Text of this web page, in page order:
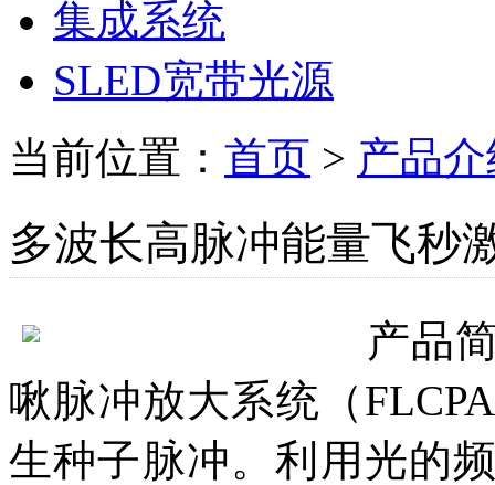
集成系统
SLED宽带光源
当前位置： 首页 > 产品
多波长高脉冲能量飞秒
产品
啾脉冲放大系统（
生种子脉冲。利用光的